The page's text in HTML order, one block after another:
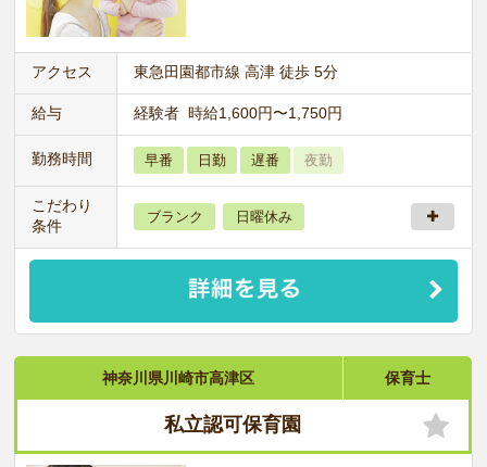
アクセス 東急田園都市線 高津 徒歩 5分
給与 経験者 時給1,600円〜1,750円
勤務時間 早番 日勤 遅番 夜勤
こだわり
条件
ブランク 日曜休み
神奈川県川崎市高津区 保育士
私立認可保育園